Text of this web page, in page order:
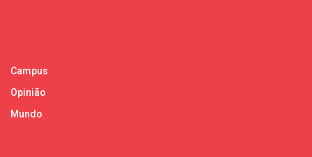
Campus
Opinião
Mundo